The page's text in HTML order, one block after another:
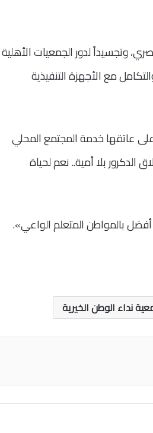
وتجسيداً لدور الجمعيات الأهلية
مع الأجهزة التنفيذية
عاتقها خدمة المجتمع المحلي
بلا أمية.. نعم لحياة
بالمواطن المتعلم الواعي».
نداء الوطن الخيرية